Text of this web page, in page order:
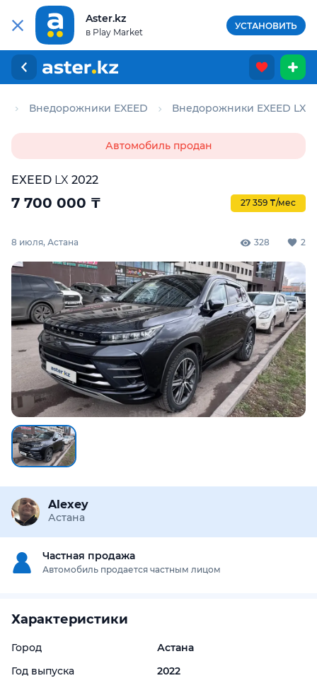
Aster.kz
в Play Market
УСТАНОВИТЬ
Внедорожники EXEED Внедорожники EXEED LX
Автомобиль продан
EXEED LX 2022
7 700 000 ₸ 27 359 ₸/мес
8 июля, Астана 328 2
Alexey
Астана
Частная продажа
Автомобиль продается частным лицом
Характеристики
Город
Астана
Год выпуска
2022